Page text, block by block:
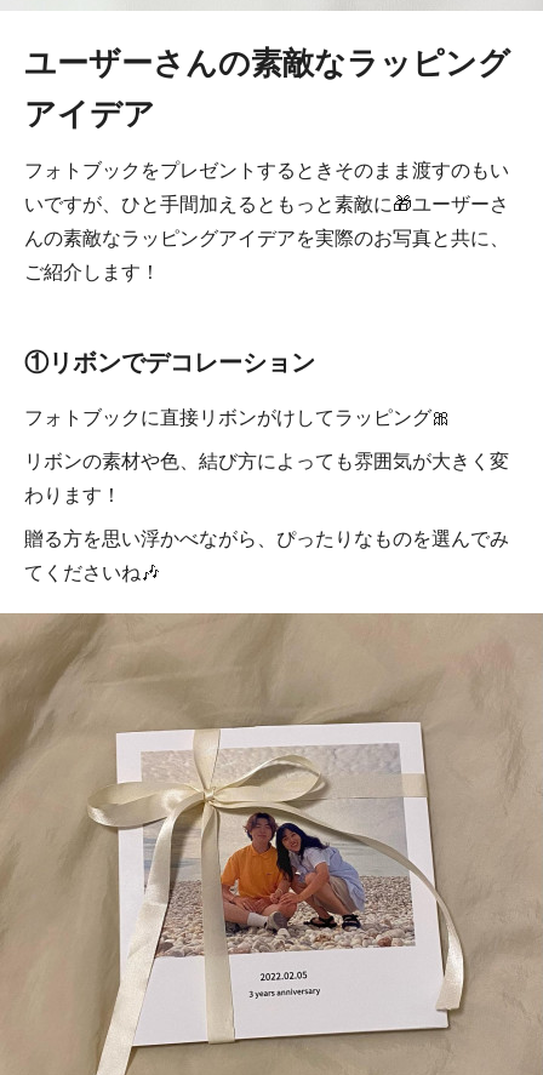
ユーザーさんの素敵なラッピング
アイデア
フォトブックをプレゼントするときそのまま渡すのもい
いですが、ひと手間加えるともっと素敵に🎁ユーザーさ
んの素敵なラッピングアイデアを実際のお写真と共に、
ご紹介します！
①リボンでデコレーション
フォトブックに直接リボンがけしてラッピング🎀
リボンの素材や色、結び方によっても雰囲気が大きく変
わります！
贈る方を思い浮かべながら、ぴったりなものを選んでみ
てくださいね🎶